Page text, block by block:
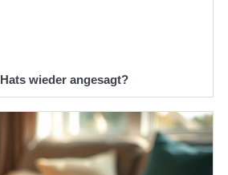
wieder angesagt?